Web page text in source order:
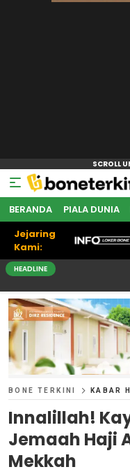
BERANDA PIALA DUNIA
Jejaring
Kami:
HEADLINE
BONE TERKINI KABAR
Innalillah!
Jemaah Haji
Mekkah